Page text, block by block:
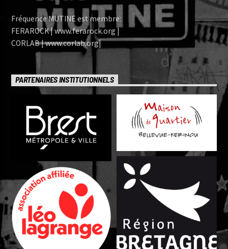
Fréquence MUTINE est membre:
FERAROCK | www.ferarock.org |
CORLAB | www.corlab.org|
PARTENAIRES INSTITUTIONNELS